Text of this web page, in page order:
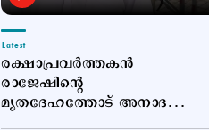
Latest
രക്ഷാപ്രവര്‍ത്തകന്‍
രാജേഷിന്‍റെ
മൃതദേഹത്തോട് അനാദരം;